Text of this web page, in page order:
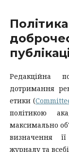
Редакційна
дотримання
етики (
політикою
максимально
визначення
журналу та